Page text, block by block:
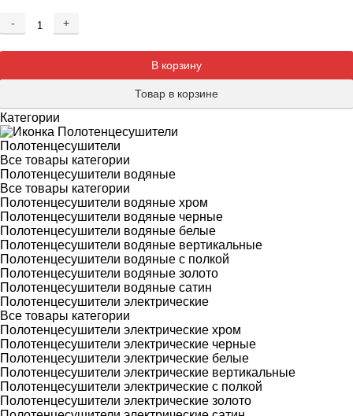
-
+
В корзину
Товар в корзине
Категории
Полотенцесушители
Все товары категории
Полотенцесушители водяные
Все товары категории
Полотенцесушители водяные хром
Полотенцесушители водяные черные
Полотенцесушители водяные белые
Полотенцесушители водяные вертикальные
Полотенцесушители водяные с полкой
Полотенцесушители водяные золото
Полотенцесушители водяные сатин
Полотенцесушители электрические
Все товары категории
Полотенцесушители электрические хром
Полотенцесушители электрические черные
Полотенцесушители электрические белые
Полотенцесушители электрические вертикальные
Полотенцесушители электрические с полкой
Полотенцесушители электрические золото